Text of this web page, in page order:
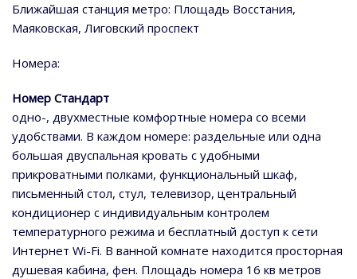
Ближайшая станция метро: Площадь Восстания,
Маяковская, Лиговский проспект
Номера:
Номер Стандарт
одно-, двухместные комфортные номера со всеми
удобствами. В каждом номере: раздельные или одна
большая двуспальная кровать с удобными
прикроватными полками, функциональный шкаф,
письменный стол, стул, телевизор, центральный
кондиционер с индивидуальным контролем
температурного режима и бесплатный доступ к сети
Интернет Wi-Fi. В ванной комнате находится просторная
душевая кабина, фен. Площадь номера 16 кв метров